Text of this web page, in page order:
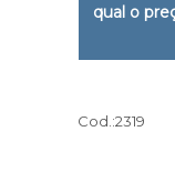
qual o
Cod.:2319